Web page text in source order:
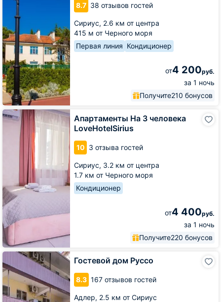
8.7 38 отзывов гостей
Сириус, 2.6 км от центра
415 м от Черного моря
Первая линия Кондиционер
от4 200руб.
за 1 ночь
Получите210 бонусов
Апартаменты На 3 человека
LoveHotelSirius
10 3 отзыва гостей
Сириус, 3.2 км от центра
1.7 км от Черного моря
Кондиционер
от4 400руб.
за 1 ночь
Получите220 бонусов
Апартаменты
На
человека
LoveHotelSirius
Гостевой дом Руссо
8.3 167 отзывов гостей
Адлер, 2.5 км от Сириус
Гостевой
дом
Руссо